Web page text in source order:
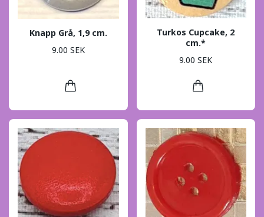
Knapp Grå, 1,9 cm.
9.00 SEK
Turkos Cupcake, 2
cm.*
9.00 SEK